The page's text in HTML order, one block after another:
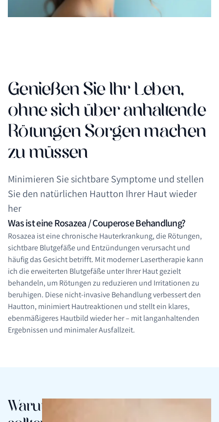
Genießen Sie Ihr Leben,
ohne sich über anhaltende
Rötungen Sorgen machen
zu müssen
Minimieren Sie sichtbare Symptome und stellen
Sie den natürlichen Hautton Ihrer Haut wieder
her
Was ist eine Rosazea / Couperose Behandlung?
Rosazea ist eine chronische Hauterkrankung, die Rötungen,
sichtbare Blutgefäße und Entzündungen verursacht und
häufig das Gesicht betrifft. Mit moderner Lasertherapie kann
ich die erweiterten Blutgefäße unter Ihrer Haut gezielt
behandeln, um Rötungen zu reduzieren und Irritationen zu
beruhigen. Diese nicht-invasive Behandlung verbessert den
Hautton, minimiert Hautreaktionen und stellt ein klares,
ebenmäßigeres Hautbild wieder her – mit langanhaltenden
Ergebnissen und minimaler Ausfallzeit.
Warum